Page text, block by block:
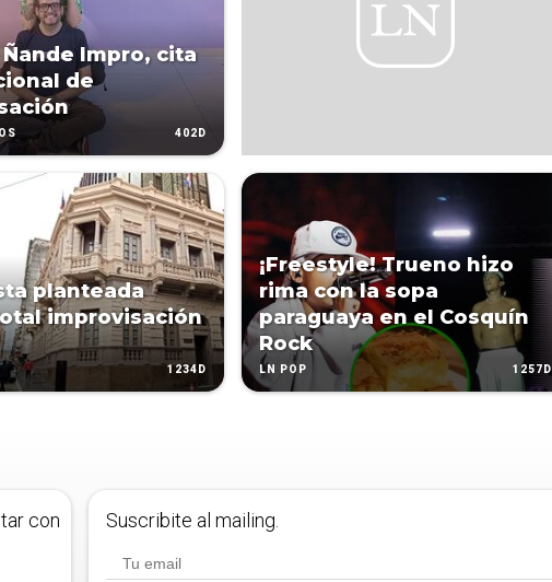
Impro, cita
de
402D
planteada
improvisación
1234D
¡Freestyle! Trueno hizo
rima con la sopa
paraguaya en el Cosquín
Rock
LN POP 1257D
con
Suscribite al mailing.